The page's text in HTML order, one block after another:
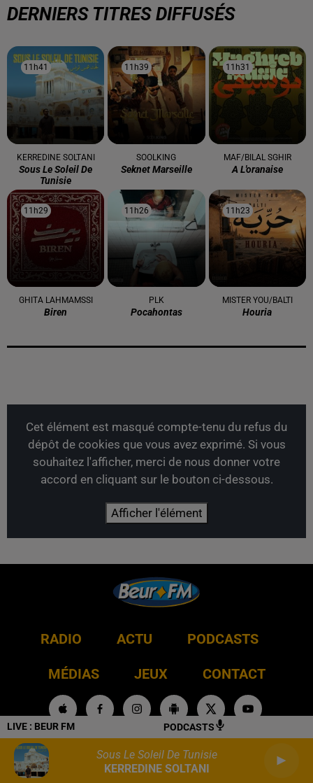
LIVE : BEUR FM PODCASTS
Sous Le Soleil De Tunisie
KERREDINE SOLTANI
DERNIERS TITRES DIFFUSÉS
11h41
11h41
KERREDINE SOLTANI
Sous Le Soleil De
Tunisie
11h39
11h39
SOOLKING
Seknet Marseille
11h31
11h31
MAF/BILAL SGHIR
A L'oranaise
11h29
11h29
GHITA LAHMAMSSI
Biren
11h26
11h26
PLK
Pocahontas
11h23
11h23
MISTER YOU/BALTI
Houria
Cet élément est masqué compte-tenu du refus du
dépôt de cookies que vous avez exprimé. Si vous
souhaitez l'afficher, merci de nous donner votre
accord en cliquant sur le bouton ci-dessous.
Afficher l'élément
RADIO ACTU PODCASTS
MÉDIAS JEUX CONTACT
Mentions légales Conditions Générales d'Utilisation